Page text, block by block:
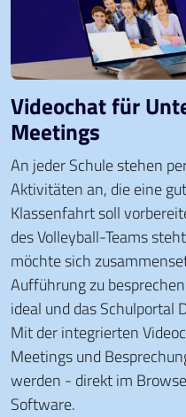
Videochat für
Meetings
An jeder Schule stehen
Aktivitäten an, die eine
Klassenfahrt soll
des Volleyball-Teams
möchte sich
Aufführung zu
ideal und das Schulportal
Mit der integrierten
Meetings und
werden - direkt im
Software.